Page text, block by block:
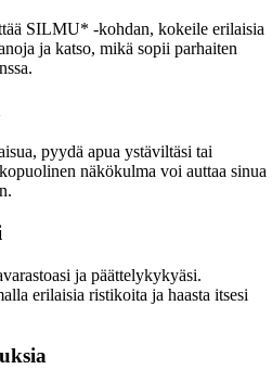
SILMU* -kohdan, kokeile erilaisia
ja katso, mikä sopii parhaiten
pyydä apua ystäviltäsi tai
näkökulma voi auttaa sinua
ja päättelykykyäsi.
erilaisia ristikoita ja haasta itsesi